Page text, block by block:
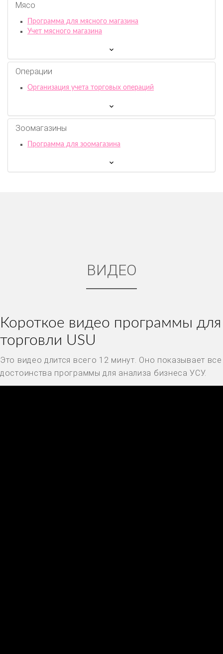
Мясо
Программа для мясного магазина
Учет мясного магазина
Операции
Организация учета торговых операций
Зоомагазины
Программа для зоомагазина
ВИДЕО
Короткое видео программы для
торговли USU
Это видео длится всего 12 минут. Оно показывает все
достоинства программы для анализа бизнеса УСУ.